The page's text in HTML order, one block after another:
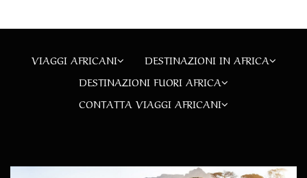
VIAGGI AFRICANI
DESTINAZIONI IN AFRICA
DESTINAZIONI FUORI AFRICA
CONTATTA VIAGGI AFRICANI